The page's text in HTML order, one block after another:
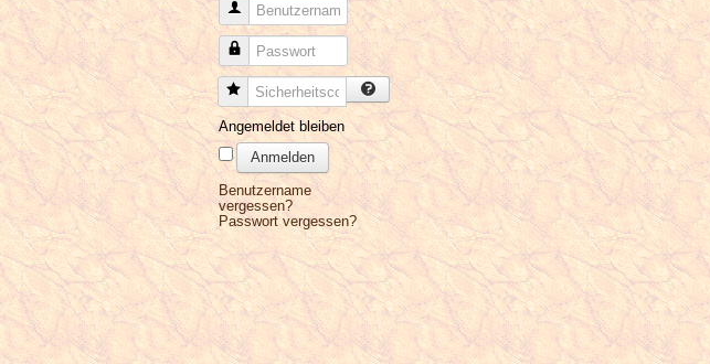
Benutzername
Passwort
Sicherheitscode
Angemeldet bleiben
Anmelden
Benutzername
vergessen?
Passwort vergessen?